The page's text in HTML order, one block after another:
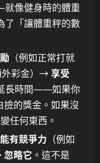
像健身時的體重
了「讓體重秤的數
（例如正常打就
外彩金）→享受
長時間——如果你
撿的獎金。如果沒
任何東西。
有競爭力 （例如
忽略它 。這不是